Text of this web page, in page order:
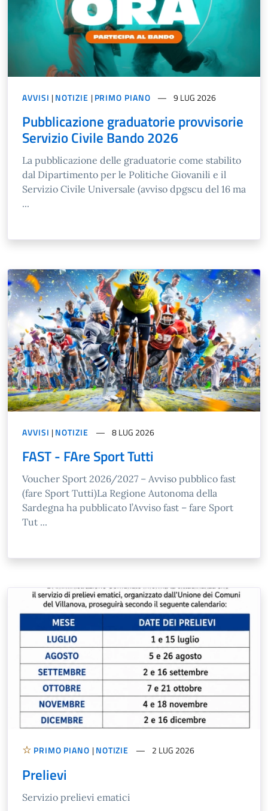
AVVISI |NOTIZIE |PRIMO PIANO 9 LUG 2026
Pubblicazione graduatorie provvisorie
Servizio Civile Bando 2026
La pubblicazione delle graduatorie come stabilito
dal Dipartimento per le Politiche Giovanili e il
Servizio Civile Universale (avviso dpgscu del 16 ma
...
AVVISI |NOTIZIE 8 LUG 2026
FAST - FAre Sport Tutti
Voucher Sport 2026/2027 – Avviso pubblico fast
(fare Sport Tutti)La Regione Autonoma della
Sardegna ha pubblicato l’Avviso fast – fare Sport
Tut ...
PRIMO PIANO |NOTIZIE 2 LUG 2026
Prelievi
Servizio prelievi ematici